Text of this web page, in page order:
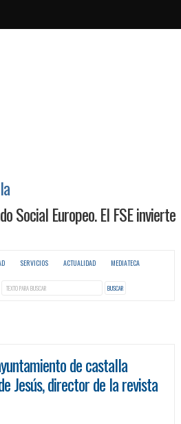
SERVICIOS ACTUALIDAD MEDIATECA
de castalla
Jesús, director de la revista